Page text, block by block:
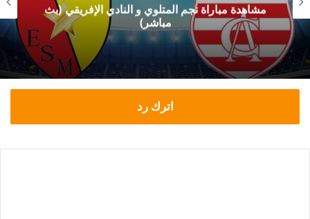
مشاهدة مباراة نجم المتلوي و النادي الإفريقي (بث
مباشر)
اترك رد